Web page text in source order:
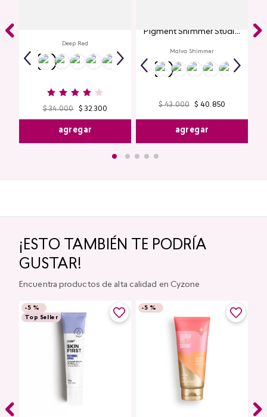
Deep Red
$ 34.000 $ 32.300
agregar
Pigment Shimmer Studio
Malva Shimmer
$ 43.000 $ 40. 850
agregar
¡ESTO TAMBIÉN TE PODRÍA
GUSTAR!
Encuentra productos de alta calidad en Cyzone
-5 %
Top Seller
-5 %